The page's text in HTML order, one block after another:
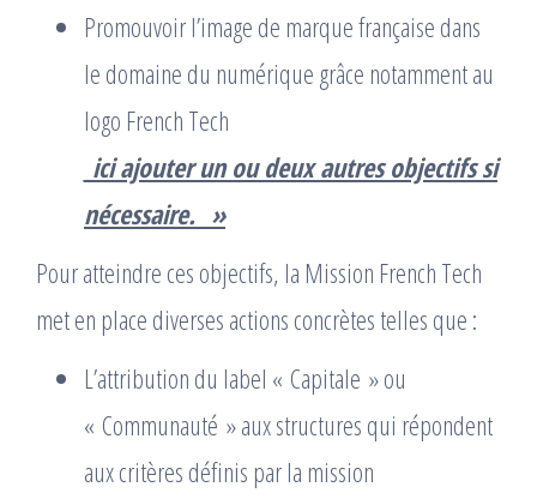
Promouvoir l’image de marque française dans
le domaine du numérique grâce notamment au
logo French Tech
_ici ajouter un ou deux autres objectifs si
nécessaire._ »
Pour atteindre ces objectifs, la Mission French Tech
met en place diverses actions concrètes telles que :
L’attribution du label « Capitale » ou
« Communauté » aux structures qui répondent
aux critères définis par la mission